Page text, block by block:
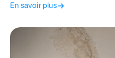
sans faux pas.
En savoir plus